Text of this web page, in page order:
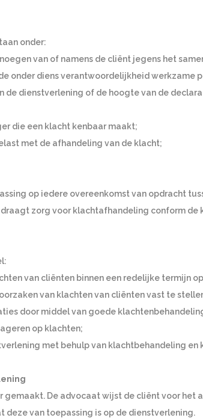
onder:
van of namens de cliënt jegens het
onder diens verantwoordelijkheid werkzame
dienstverlening of de hoogte van de
die een klacht kenbaar maakt;
met de afhandeling van de klacht;
op iedere overeenkomst van opdracht
draagt zorg voor klachtafhandeling conform
van cliënten binnen een redelijke termijn
van klachten van cliënten vast te
door middel van goede
op klachten;
met behulp van klachtbehandeling en
gemaakt. De advocaat wijst de cliënt voor
van toepassing is op de dienstverlening.